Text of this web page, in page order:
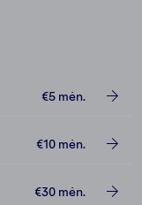
€5 mėn.
€10 mėn.
€30 mėn.